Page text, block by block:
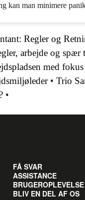
kan man minimere
Regler og
arbejde og
med
• Trio
•
FÅ SVAR
ASSISTANCE
BRUGEROPLEVELSE
BLIV EN DEL AF OS